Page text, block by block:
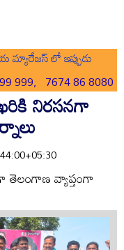
మ్యారేజస్ లో ఇప్పుడు
999, 7674 86 8080
నిరసనగా
తెలంగాణ వ్యాప్తంగా